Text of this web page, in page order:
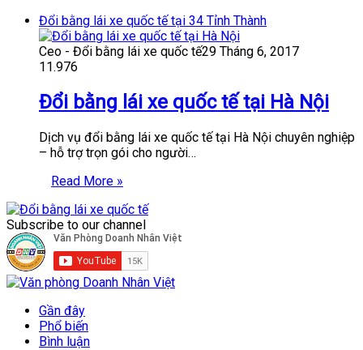
Đổi bằng lái xe quốc tế tại 34 Tỉnh Thành
Ceo - Đổi bằng lái xe quốc tế29 Tháng 6, 2017
11.976
Đổi bằng lái xe quốc tế tại Hà Nội
Dịch vụ đổi bằng lái xe quốc tế tại Hà Nội chuyên nghiệp
– hỗ trợ trọn gói cho người…
Read More »
Subscribe to our channel
Gần đây
Phổ biến
Bình luận